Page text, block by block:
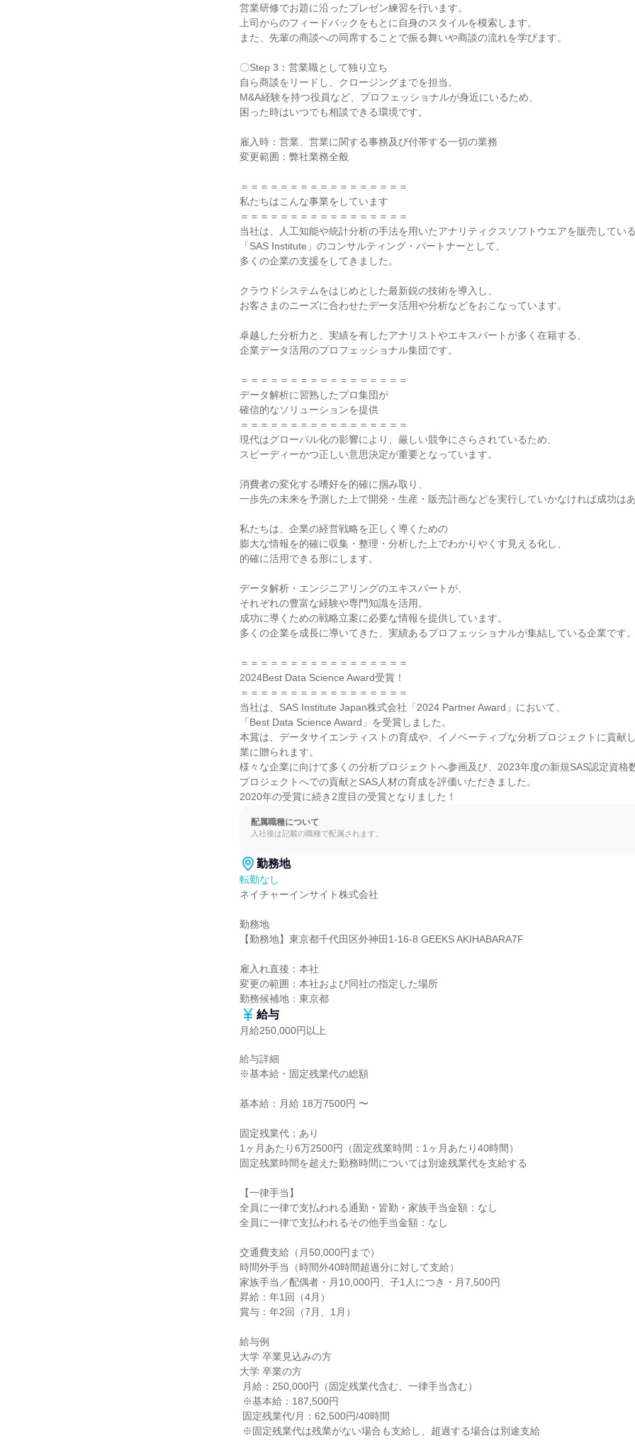
営業研修でお題に沿ったプレゼン練習を行います。
上司からのフィードバックをもとに自身のスタイルを模索します。
また、先輩の商談への同席することで振る舞いや商談の流れを学びます。
〇Step 3：営業職として独り立ち
自ら商談をリードし、クロージングまでを担当。
M&A経験を持つ役員など、プロフェッショナルが身近にいるため、
困った時はいつでも相談できる環境です。
雇入時：営業、営業に関する事務及び付帯する一切の業務
変更範囲：弊社業務全般
＝＝＝＝＝＝＝＝＝＝＝＝＝＝＝＝＝
私たちはこんな事業をしています
＝＝＝＝＝＝＝＝＝＝＝＝＝＝＝＝＝
当社は、人工知能や統計分析の手法を用いたアナリティクスソフトウエアを販売している
「SAS Institute」のコンサルティング・パートナーとして、
多くの企業の支援をしてきました。
クラウドシステムをはじめとした最新鋭の技術を導入し、
お客さまのニーズに合わせたデータ活用や分析などをおこなっています。
卓越した分析力と、実績を有したアナリストやエキスパートが多く在籍する、
企業データ活用のプロフェッショナル集団です。
＝＝＝＝＝＝＝＝＝＝＝＝＝＝＝＝＝
データ解析に習熟したプロ集団が
確信的なソリューションを提供
＝＝＝＝＝＝＝＝＝＝＝＝＝＝＝＝＝
現代はグローバル化の影響により、厳しい競争にさらされているため、
スピーディーかつ正しい意思決定が重要となっています。
消費者の変化する嗜好を的確に掴み取り、
一歩先の未来を予測した上で開発・生産・販売計画などを実行していかなければ成功はあ
私たちは、企業の経営戦略を正しく導くための
膨大な情報を的確に収集・整理・分析した上でわかりやくす見える化し、
的確に活用できる形にします。
データ解析・エンジニアリングのエキスパートが、
それぞれの豊富な経験や専門知識を活用。
成功に導くための戦略立案に必要な情報を提供しています。
多くの企業を成長に導いてきた、実績あるプロフェッショナルが集結している企業です。
＝＝＝＝＝＝＝＝＝＝＝＝＝＝＝＝＝
2024Best Data Science Award受賞！
＝＝＝＝＝＝＝＝＝＝＝＝＝＝＝＝＝
当社は、SAS Institute Japan株式会社「2024 Partner Award」において、
「Best Data Science Award」を受賞しました。
本賞は、データサイエンティストの育成や、イノベーティブな分析プロジェクトに貢献
業に贈られます。
様々な企業に向けて多くの分析プロジェクトへ参画及び、2023年度の新規SAS認定資格
プロジェクトへでの貢献とSAS人材の育成を評価いただきました。
2020年の受賞に続き2度目の受賞となりました！
配属職種について
入社後は記載の職種で配属されます。
勤務地
転勤なし
ネイチャーインサイト株式会社
勤務地
【勤務地】東京都千代田区外神田1-16-8 GEEKS AKIHABARA7F
雇入れ直後：本社
変更の範囲：本社および同社の指定した場所
勤務候補地：東京都
給与
月給250,000円以上
給与詳細
※基本給・固定残業代の総額
基本給：月給 18万7500円 〜
固定残業代：あり
1ヶ月あたり6万2500円（固定残業時間：1ヶ月あたり40時間）
固定残業時間を超えた勤務時間については別途残業代を支給する
【一律手当】
全員に一律で支払われる通勤・皆勤・家族手当金額：なし
全員に一律で支払われるその他手当金額：なし
交通費支給（月50,000円まで）
時間外手当（時間外40時間超過分に対して支給）
家族手当／配偶者・月10,000円、子1人につき・月7,500円
昇給：年1回（4月）
賞与：年2回（7月、1月）
給与例
大学 卒業見込みの方
大学 卒業の方